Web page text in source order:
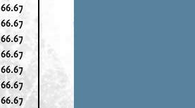
66.67
66.67
66.67
66.67
66.67
66.67
66.67